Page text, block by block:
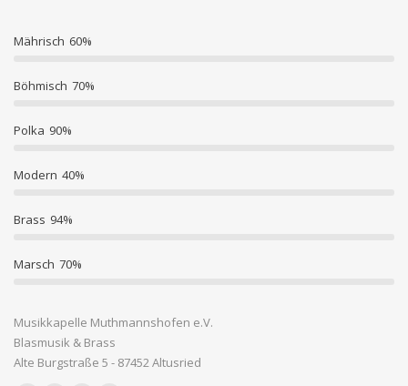
Mährisch 60%
Böhmisch 70%
Polka 90%
Modern 40%
Brass 94%
Marsch 70%
Musikkapelle Muthmannshofen e.V.
Blasmusik & Brass
Alte Burgstraße 5 - 87452 Altusried